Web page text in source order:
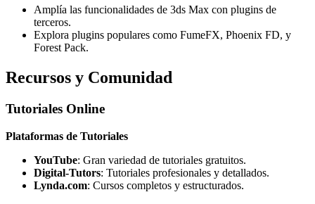
Amplía las funcionalidades de 3ds Max con plugins de
terceros.
Explora plugins populares como FumeFX, Phoenix FD, y
Forest Pack.
Recursos y Comunidad
Tutoriales Online
Plataformas de Tutoriales
YouTube: Gran variedad de tutoriales gratuitos.
Digital-Tutors: Tutoriales profesionales y detallados.
Lynda.com: Cursos completos y estructurados.